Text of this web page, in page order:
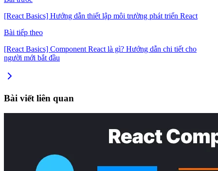
[React Basics] Hướng dẫn thiết lập môi trường phát triển React
Bài tiếp theo
[React Basics] Component React là gì? Hướng dẫn chi tiết cho
người mới bắt đầu
Bài viết liên quan